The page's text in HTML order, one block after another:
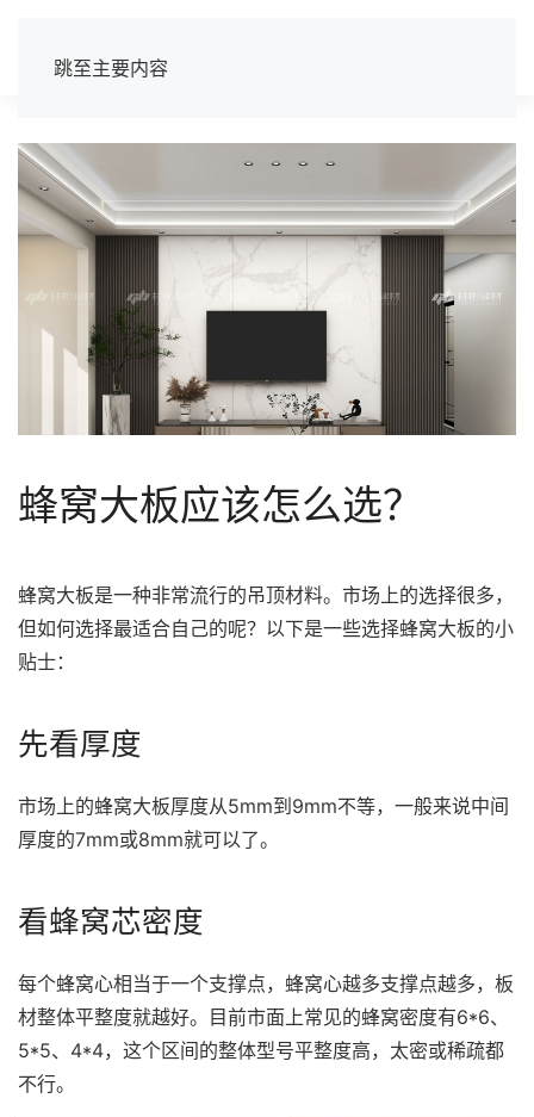
跳至主要内容
蜂窝大板应该怎么选？
蜂窝大板是一种非常流行的吊顶材料。市场上的选择很多，
但如何选择最适合自己的呢？以下是一些选择蜂窝大板的小
贴士：
先看厚度
市场上的蜂窝大板厚度从5mm到9mm不等，一般来说中间
厚度的7mm或8mm就可以了。
看蜂窝芯密度
每个蜂窝心相当于一个支撑点，蜂窝心越多支撑点越多，板
材整体平整度就越好。目前市面上常见的蜂窝密度有6*6、
5*5、4*4，这个区间的整体型号平整度高，太密或稀疏都
不行。